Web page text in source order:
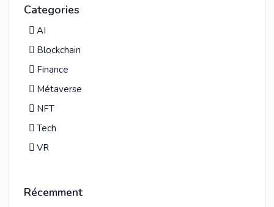
Categories
AI
Blockchain
Finance
Métaverse
NFT
Tech
VR
Récemment